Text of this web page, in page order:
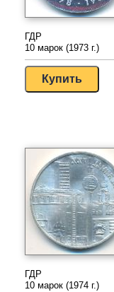
ГДР
10 марок (1973 г.)
ГДР
10 марок (1974 г.)